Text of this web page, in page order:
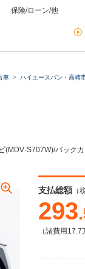
保険/ローン/他
車
ハイエースバン・高崎
バックカ
支払総額 （
293
（諸費用17.7